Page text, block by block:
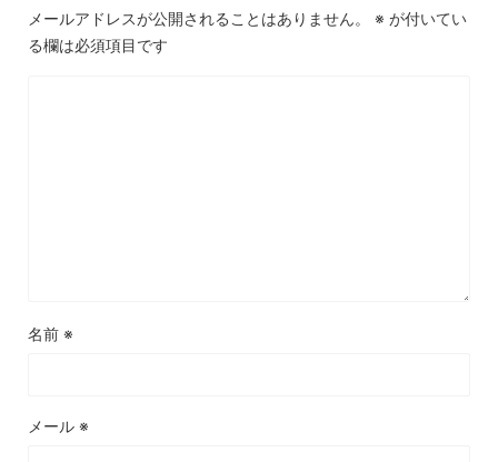
メールアドレスが公開されることはありません。 ※ が付いてい
る欄は必須項目です
名前 ※
メール ※